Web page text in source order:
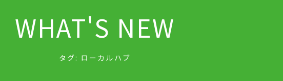
WHAT'S NEW
タグ: ローカルハブ